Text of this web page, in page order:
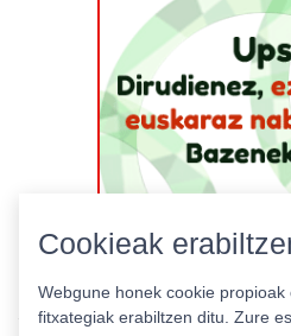
Cookieak
Webgune honek cookie
fitxategiak erabiltzen ditu. Zure